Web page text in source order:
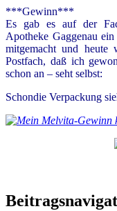
***Gewinn***
Es gab es auf der
Apotheke Gaggenau
mitgemacht und
Postfach, daß ich
schon an – seht selbst:
Schondie Verpackung